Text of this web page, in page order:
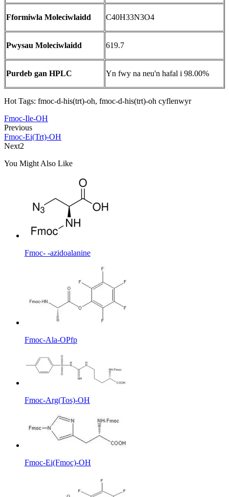
Fformiwla Moleciwlaidd C40H33N3O4
Pwysau Moleciwlaidd 619.7
Purdeb gan HPLC Yn fwy na neu'n hafal i 98.00%
Hot Tags: fmoc-d-his(trt)-oh, fmoc-d-his(trt)-oh cyflenwyr
Fmoc-Ile-OH
Previous
Fmoc-Ei(Trt)-OH
Next2
You Might Also Like
Fmoc- -azidoalanine
Fmoc-Ala-OPfp
Fmoc-Arg(Tos)-OH
Fmoc-Ei(Fmoc)-OH